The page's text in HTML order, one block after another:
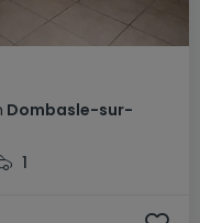
Dombasle-sur-
1